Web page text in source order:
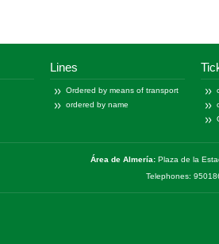
Lines
Ordered by means of transport
ordered by name
Área de Almería:Plaza de la
Telephones: